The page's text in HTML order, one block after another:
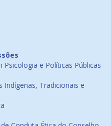
Psicologia e Políticas Públicas
Indígenas, Tradicionais e